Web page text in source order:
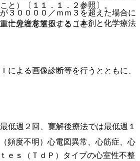
と）〔１１．１．２参照〕。
に患者を選択すること。
週２回、寛解後療法では最低週１
ｓ（ＴｄＰ）タイプの心室性不整
３００００／ｍｍ３を超えた場合に
十分注意すること（本剤と化学療法
よる画像診断等を行うとともに、
頻度不明）心電図異常、心筋症、心